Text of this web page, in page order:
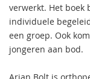
verwerkt. Het boek
individuele
een groep. Ook
jongeren aan bod.